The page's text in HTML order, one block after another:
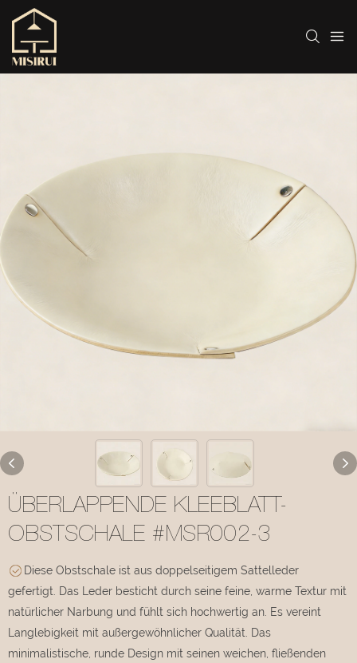
ÜBERLAPPENDE KLEEBLATT-
OBSTSCHALE #MSR002-3
Diese Obstschale ist aus doppelseitigem Sattelleder
gefertigt. Das Leder besticht durch seine feine, warme Textur mit
natürlicher Narbung und fühlt sich hochwertig an. Es vereint
Langlebigkeit mit außergewöhnlicher Qualität. Das
minimalistische, runde Design mit seinen weichen, fließenden